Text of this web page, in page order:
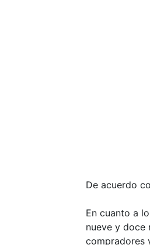
De acuerdo
En cuanto a
nueve y doce
compradores